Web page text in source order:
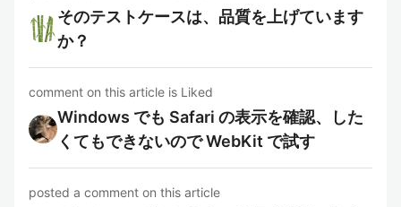
そのテストケースは、品質を上げています
か？
comment on this article is Liked
Windows でも Safari の表示を確認、した
くてもできないので WebKit で試す
posted a comment on this article